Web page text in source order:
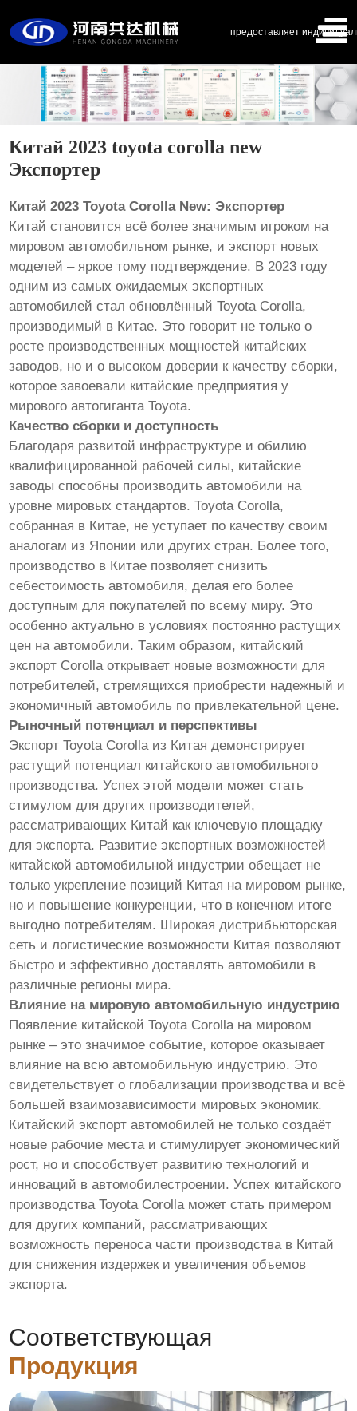
предоставляет
Китай 2023 toyota corolla new
Экспортер
Китай 2023 Toyota Corolla New: Экспортер
Китай становится всё более значимым игроком на
мировом автомобильном рынке, и экспорт новых
моделей – яркое тому подтверждение. В 2023 году
одним из самых ожидаемых экспортных
автомобилей стал обновлённый Toyota Corolla,
производимый в Китае. Это говорит не только о
росте производственных мощностей китайских
заводов, но и о высоком доверии к качеству сборки,
которое завоевали китайские предприятия у
мирового автогиганта Toyota.
Качество сборки и доступность
Благодаря развитой инфраструктуре и обилию
квалифицированной рабочей силы, китайские
заводы способны производить автомобили на
уровне мировых стандартов. Toyota Corolla,
собранная в Китае, не уступает по качеству своим
аналогам из Японии или других стран. Более того,
производство в Китае позволяет снизить
себестоимость автомобиля, делая его более
доступным для покупателей по всему миру. Это
особенно актуально в условиях постоянно растущих
цен на автомобили. Таким образом, китайский
экспорт Corolla открывает новые возможности для
потребителей, стремящихся приобрести надежный и
экономичный автомобиль по привлекательной цене.
Рыночный потенциал и перспективы
Экспорт Toyota Corolla из Китая демонстрирует
растущий потенциал китайского автомобильного
производства. Успех этой модели может стать
стимулом для других производителей,
рассматривающих Китай как ключевую площадку
для экспорта. Развитие экспортных возможностей
китайской автомобильной индустрии обещает не
только укрепление позиций Китая на мировом рынке,
но и повышение конкуренции, что в конечном итоге
выгодно потребителям. Широкая дистрибьюторская
сеть и логистические возможности Китая позволяют
быстро и эффективно доставлять автомобили в
различные регионы мира.
Влияние на мировую автомобильную индустрию
Появление китайской Toyota Corolla на мировом
рынке – это значимое событие, которое оказывает
влияние на всю автомобильную индустрию. Это
свидетельствует о глобализации производства и всё
большей взаимозависимости мировых экономик.
Китайский экспорт автомобилей не только создаёт
новые рабочие места и стимулирует экономический
рост, но и способствует развитию технологий и
инноваций в автомобилестроении. Успех китайского
производства Toyota Corolla может стать примером
для других компаний, рассматривающих
возможность переноса части производства в Китай
для снижения издержек и увеличения объемов
экспорта.
Соответствующая
Продукция